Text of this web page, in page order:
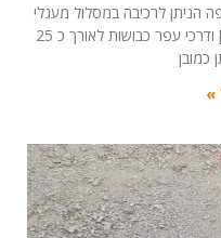
הניתן לרכיבה במסלול מעגלי
המשלב מסלול סינגל[רוכב אחד בשביל] ודרכי עפר כבושות לאורך כ 25
כמובן
»